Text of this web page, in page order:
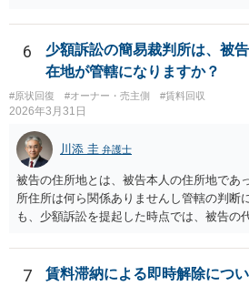
れたと評価され、来月払えるからと言って
契約が解約できることに変わりなくなっ
な場合、相手が、「もう出て行って欲しい
き居住する前提での和解は難しい可能性が
件の見通しをたてるにも、賃料滞納状況で
もそも賃料滞納状況によってはご希望に沿
頼を受けられないかもしれないです。依頼
リスクを踏まえた上でのものとなる可能性
依頼となるかもわからず、着手金額もなん
複数事務所にあたり、着手金額を確認され
弁護士が依頼を受ければ代わりに裁判所と
能です。双方に弁護士がついていればウェ
合もあるでしょう。 ただし、ご本人さん
協議の場合だとあると思います。
6
少額訴訟の簡易裁判所は、被
在地が管轄になりますか？
#原状回復 #オーナー・売主側 #賃料回収
2026年3月31日
川添 圭 弁護士
被告の住所地とは、被告本人の住所地であ
所住所は何ら関係ありませんし管轄の判断
も、少額訴訟を提起した時点では、被告の
7
賃料滞納による即時解除につ